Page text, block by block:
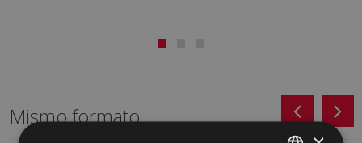
Mismo formato